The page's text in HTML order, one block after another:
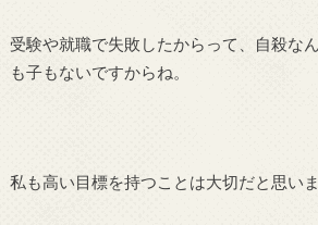
受験や就職で失敗したからって、自殺な
も子もないですからね。
私も高い目標を持つことは大切だと思いま